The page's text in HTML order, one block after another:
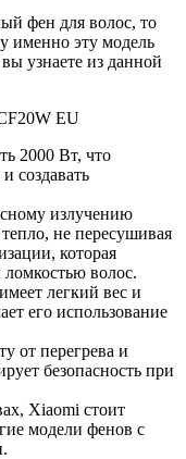
фен для волос, то
именно эту модель
узнаете из данной
2000 Вт, что
создавать
излучению
не пересушивая
которая
ломкостью волос.
легкий вес и
его использование
от перегрева и
безопасность при
Xiaomi стоит
модели фенов с